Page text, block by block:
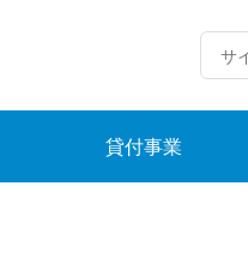
貸付事業